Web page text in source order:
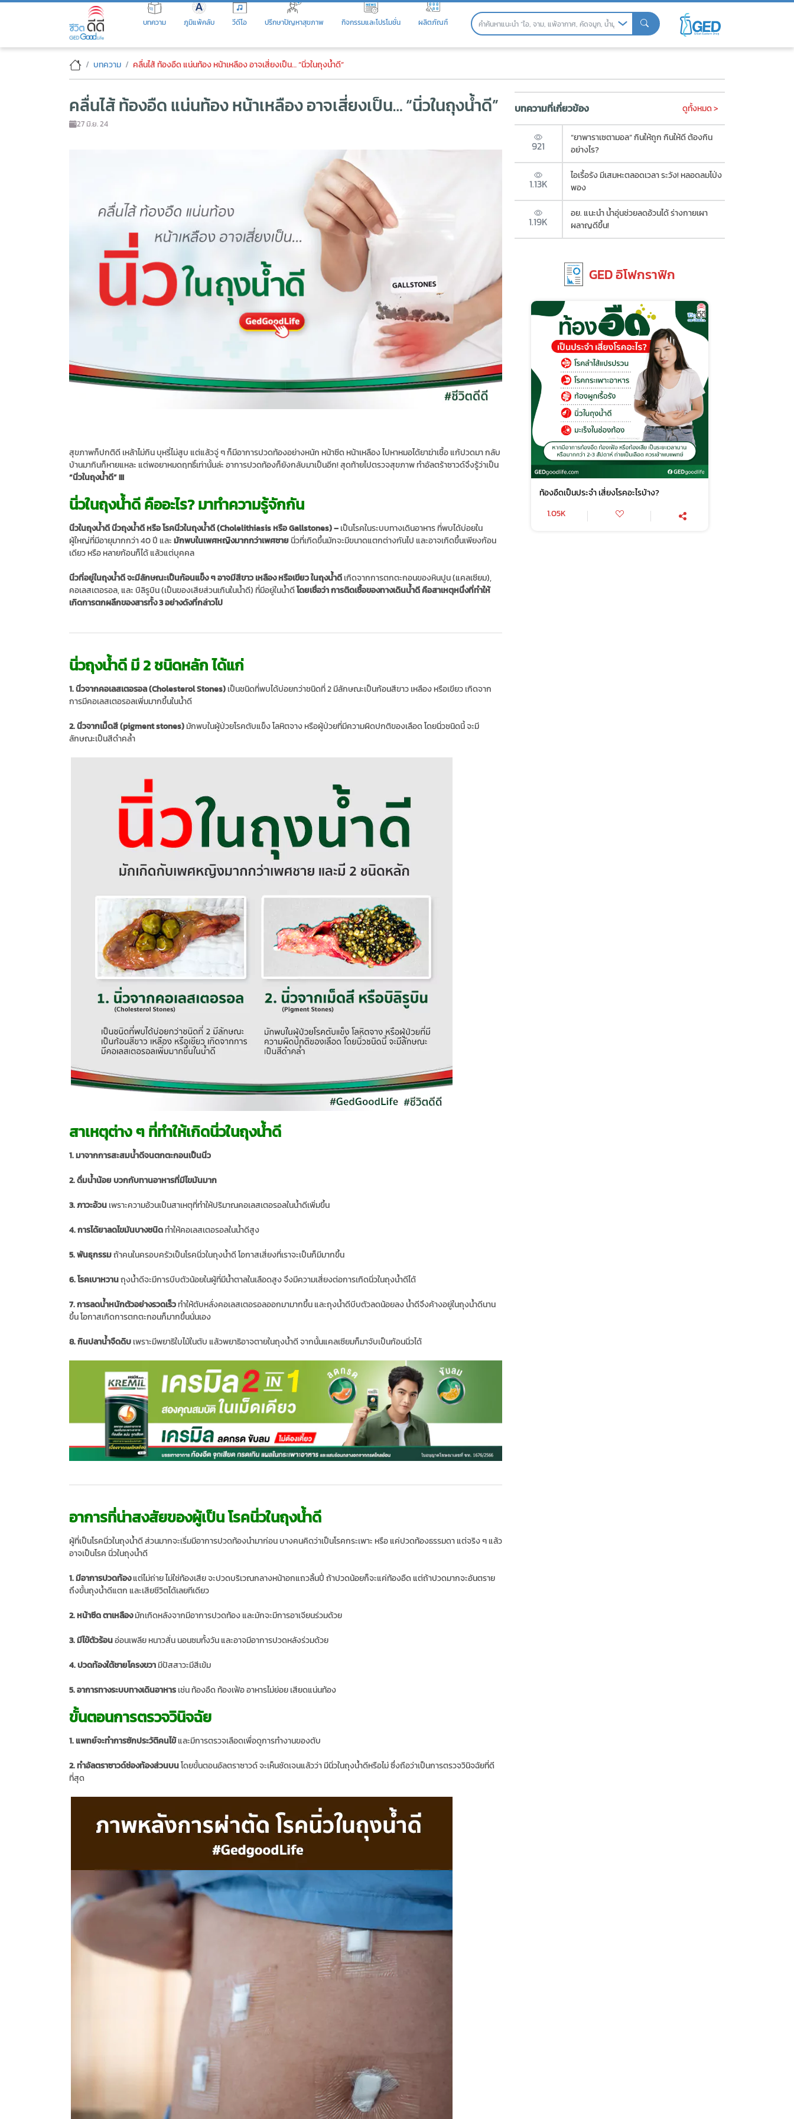
Skip
บทความ ภูมิแพ้คลับ วีดีโอ ปรึกษาปัญหาสุขภาพ กิจกรรมและโปรโมชั่น ผลิตภัณฑ์
คลื่นไส้ ท้องอืด แน่นท้อง หน้าเหลือง อาจเสี่ยงเป็น… “นิ่วในถุงน้ำดี”
บทความ คลื่นไส้ ท้องอืด แน่นท้อง หน้าเหลือง อาจเสี่ยงเป็น… “นิ่วในถุงน้ำดี”
คลื่นไส้ ท้องอืด แน่นท้อง หน้าเหลือง อาจเสี่ยงเป็น… “นิ่วในถุงน้ำดี”
27 มิ.ย. 24
สุขภาพก็ปกติดี เหล้าไม่กิน บุหรี่ไม่สูบ แต่แล้วจู่ ๆ ก็มีอาการปวดท้องอย่างหนัก หน้าซีด หน้าเหลือง ไปหาหมอได้ยาฆ่าเชื้อ แก้ปวดมา กลับ
บ้านมากินก็หายแหละ แต่พอยาหมดฤทธิ์เท่านั้นล่ะ อาการปวดท้องก็ยังกลับมาเป็นอีก! สุดท้ายไปตรวจสุขภาพ ทำอัลตร้าซาวด์จึงรู้ว่าเป็น
“นิ่วในถุงน้ำดี” !!!
นิ่วในถุงน้ำดี คืออะไร? มาทำความรู้จักกัน
นิ่วในถุงน้ำดี นิ่วถุงน้ำดี หรือ โรคนิ่วในถุงน้ำดี (Cholelithiasis หรือ Gallstones) – เป็นโรคในระบบทางเดินอาหาร ที่พบได้บ่อยใน
ผู้ใหญ่ที่มีอายุมากกว่า 40 ปี และ มักพบในเพศหญิงมากกว่าเพศชาย นิ่วที่เกิดขึ้นมักจะมีขนาดแตกต่างกันไป และอาจเกิดขึ้นเพียงก้อน
เดียว หรือ หลายก้อนก็ได้ แล้วแต่บุคคล
นิ่วที่อยู่ในถุงน้ำดี จะมีลักษณะเป็นก้อนแข็ง ๆ อาจมีสีขาว เหลือง หรือเขียว ในถุงน้ำดี เกิดจากการตกตะกอนของหินปูน (แคลเซียม),
คอเลสเตอรอล, และ บิลิรูบิน (เป็นของเสียส่วนเกินในน้ำดี) ที่มีอยู่ในน้ำดี โดยเชื่อว่า การติดเชื้อของทางเดินน้ำดีคือสาเหตุหนึ่งที่ทำให้
เกิดการตกผลึกของสารทั้ง 3 อย่างดังที่กล่าวไป
นิ่วถุงน้ำดี มี 2 ชนิดหลัก ได้แก่
1. นิ่วจากคอเลสเตอรอล (Cholesterol Stones) เป็นชนิดที่พบได้บ่อยกว่าชนิดที่ 2 มีลักษณะเป็นก้อนสีขาว เหลือง หรือเขียว เกิดจาก
การมีคอเลสเตอรอลเพิ่มมากขึ้นในน้ำดี
2. นิ่วจากเม็ดสี (pigment stones) มักพบในผู้ป่วยโรคตับแข็ง โลหิตจาง หรือผู้ป่วยที่มีความผิดปกติของเลือด โดยนิ่วชนิดนี้ จะมี
ลักษณะเป็นสีดำคล้ำ
สาเหตุต่าง ๆ ที่ทำให้เกิดนิ่วในถุงน้ำดี
1. มาจากการสะสมน้ำดีจนตกตะกอนเป็นนิ่ว
2. ดื่มน้ำน้อย บวกกับทานอาหารที่มีไขมันมาก
3. ภาวะอ้วน เพราะความอ้วนเป็นสาเหตุที่ทำให้ปริมาณคอเลสเตอรอลในน้ำดีเพิ่มขึ้น
4. การได้ยาลดไขมันบางชนิด ทำให้คอเลสเตอรอลในน้ำดีสูง
5. พันธุกรรมถ้าคนในครอบครัวเป็นโรคนิ่วในถุงน้ำดี โอกาสเสี่ยงที่เราจะเป็นก็มีมากขึ้น
6. โรคเบาหวานถุงน้ำดีจะมีการบีบตัวน้อยในผู้ที่มีน้ำตาลในเลือดสูง จึงมีความเสี่ยงต่อการเกิดนิ่วในถุงน้ำดีได้
7. การลดน้ำหนักตัวอย่างรวดเร็ว ทำให้ตับหลั่งคอเลสเตอรอลออกมามากขึ้น และถุงน้ำดีบีบตัวลดน้อยลง น้ำดีจึงค้างอยู่ในถุงน้ำดีนาน
ขึ้น โอกาสเกิดการตกตะกอนก็มากขึ้นนั่นเอง
8. กินปลาน้ำจืดดิบ เพราะมีพยาธิใบไม้ในตับ แล้วพยาธิอาจตายในถุงน้ำดี จากนั้นแคลเซียมก็มาจับเป็นก้อนนิ่วได้
อาการที่น่าสงสัยของผู้เป็น โรคนิ่วในถุงน้ำดี
ผู้ที่เป็นโรคนิ่วในถุงน้ำดี ส่วนมากจะเริ่มมีอาการปวดท้องนำมาก่อน บางคนคิดว่าเป็นโรคกระเพาะ หรือ แค่ปวดท้องธรรมดา แต่จริง ๆ แล้ว
อาจเป็นโรค นิ่วในถุงน้ำดี
1. มีอาการปวดท้องแต่ไม่ถ่าย ไม่ใช่ท้องเสีย จะปวดบริเวณกลางหน้าอกแถวลิ้นปี่ ถ้าปวดน้อยก็จะแค่ท้องอืด แต่ถ้าปวดมากจะอันตราย
ถึงขั้นถุงน้ำดีแตก และเสียชีวิตได้เลยทีเดียว
2. หน้าซีด ตาเหลืองมักเกิดหลังจากมีอาการปวดท้อง และมักจะมีการอาเจียนร่วมด้วย
3. มีไข้ตัวร้อนอ่อนเพลีย หนาวสั่น นอนซมทั้งวัน และอาจมีอาการปวดหลังร่วมด้วย
4. ปวดท้องใต้ชายโครงขวา มีปัสสาวะมีสีเข้ม
5. อาการทางระบบทางเดินอาหาร เช่น ท้องอืด ท้องเฟ้อ อาหารไม่ย่อย เสียดแน่นท้อง
ขั้นตอนการตรวจวินิจฉัย
1. แพทย์จะทำการซักประวัติคนไข้และมีการตรวจเลือดเพื่อดูการทำงานของตับ
2. ทำอัลตราซาวด์ช่องท้องส่วนบนโดยขั้นตอนอัลตราซาวด์ จะเห็นชัดเจนแล้วว่า มีนิ่วในถุงน้ำดีหรือไม่ ซึ่งถือว่าเป็นการตรวจวินิจฉัยที่ดี
ที่สุด
บทความที่เกี่ยวข้อง ดูทั้งหมด >
921
“ยาพาราเซตามอล” กินให้ถูก กินให้ดี ต้องกิน
อย่างไร?
1.13K
ไอเรื้อรัง มีเสมหะตลอดเวลา ระวัง! หลอดลมโป่ง
พอง
1.19K
อย. แนะนำ น้ำอุ่นช่วยลดอ้วนได้ ร่างกายเผา
ผลาญดีขึ้น!
GED อิโฟกราฟิก
ท้องอืดเป็นประจำ เสี่ยงโรคอะไรบ้าง?
1.05K